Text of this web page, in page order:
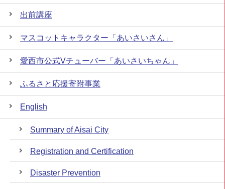
出前講座
マスコットキャラクター「あいさいさん」
愛西市公式Vチューバー「あいさいちゃん」
ふるさと応援寄附事業
English
Summary of Aisai City
Registration and Certification
Disaster Prevention